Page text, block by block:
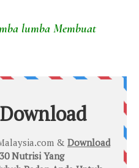
lumba Membuat